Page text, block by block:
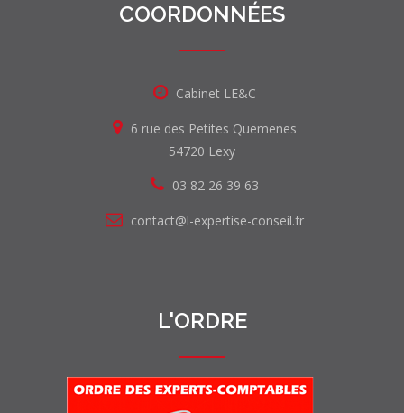
COORDONNÉES
Cabinet LE&C
6 rue des Petites Quemenes
54720 Lexy
03 82 26 39 63
contact@l-expertise-conseil.fr
L'ORDRE